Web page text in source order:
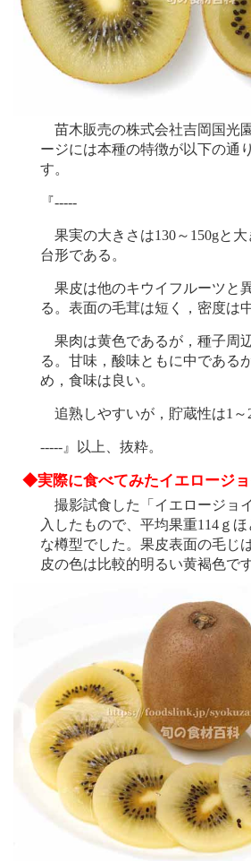
苗木販売の株式会社吉岡国光
ージには本種の特徴が以下の通
す。
『-----
果実の大きさは130～150gと
台形である。
果皮は他のキウイフルーツと
る。表面の毛茸は短く，密度は
果肉は黄色であるが，種子周
る。甘味，酸味ともに中である
め，食味は良い。
追熟しやすいが，貯蔵性は1～
-----』以上、抜粋。
◆実際に食べてみたイエロージ
撮影試食した「イエロージョ
入したもので、平均果重114ｇ
な樽型でした。果皮表面の毛じ
皮の色は比較的明るい黄褐色です